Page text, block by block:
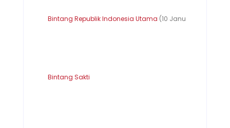
Bintang Republik Indonesia Utama (10 Januari 1963)
Bintang Sakti